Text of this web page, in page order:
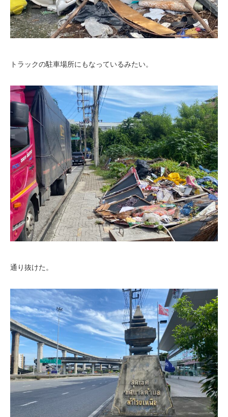
トラックの駐車場所にもなっているみたい。
通り抜けた。